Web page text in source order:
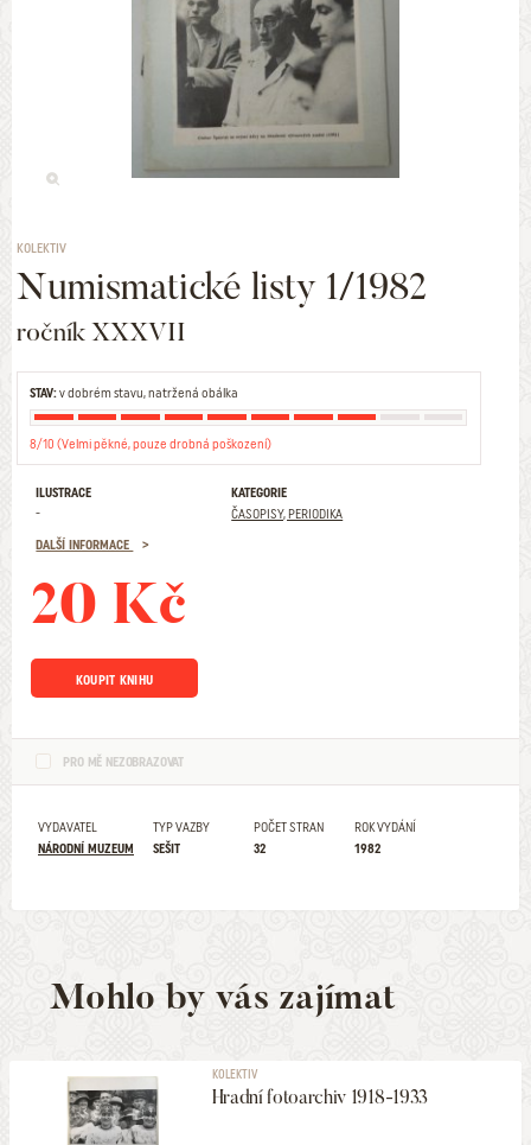
KOLEKTIV
Numismatické listy 1/1982
ročník XXXVII
STAV:v dobrém stavu, natržená obálka
8/10 (Velmi pěkné, pouze drobná poškození)
ILUSTRACE
-
KATEGORIE
ČASOPISY, PERIODIKA
DALŠÍ INFORMACE
20 Kč
KOUPIT KNIHU
PRO MĚ NEZOBRAZOVAT
VYDAVATEL
NÁRODNÍ MUZEUM
TYP VAZBY
SEŠIT
POČET STRAN
32
ROK VYDÁNÍ
1982
Mohlo by vás zajímat
KOLEKTIV
Hradní fotoarchiv 1918-1933